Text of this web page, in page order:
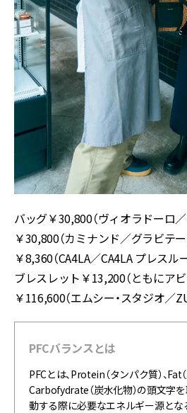
バッグ￥30,800（ヴィオラドーロ
￥30,800（カミナンド／グラビテ
￥8,360（CA4LA／CA4LA プレスル
ブレスレット￥13,200（ともにア
￥116,600（エムシー・スタジオ／
PFCバランスとは
PFCとは、Protein （タンパク質）、Fat
Carbofydrate （炭水化物）の頭文字
動する際に必要なエネルギー源と